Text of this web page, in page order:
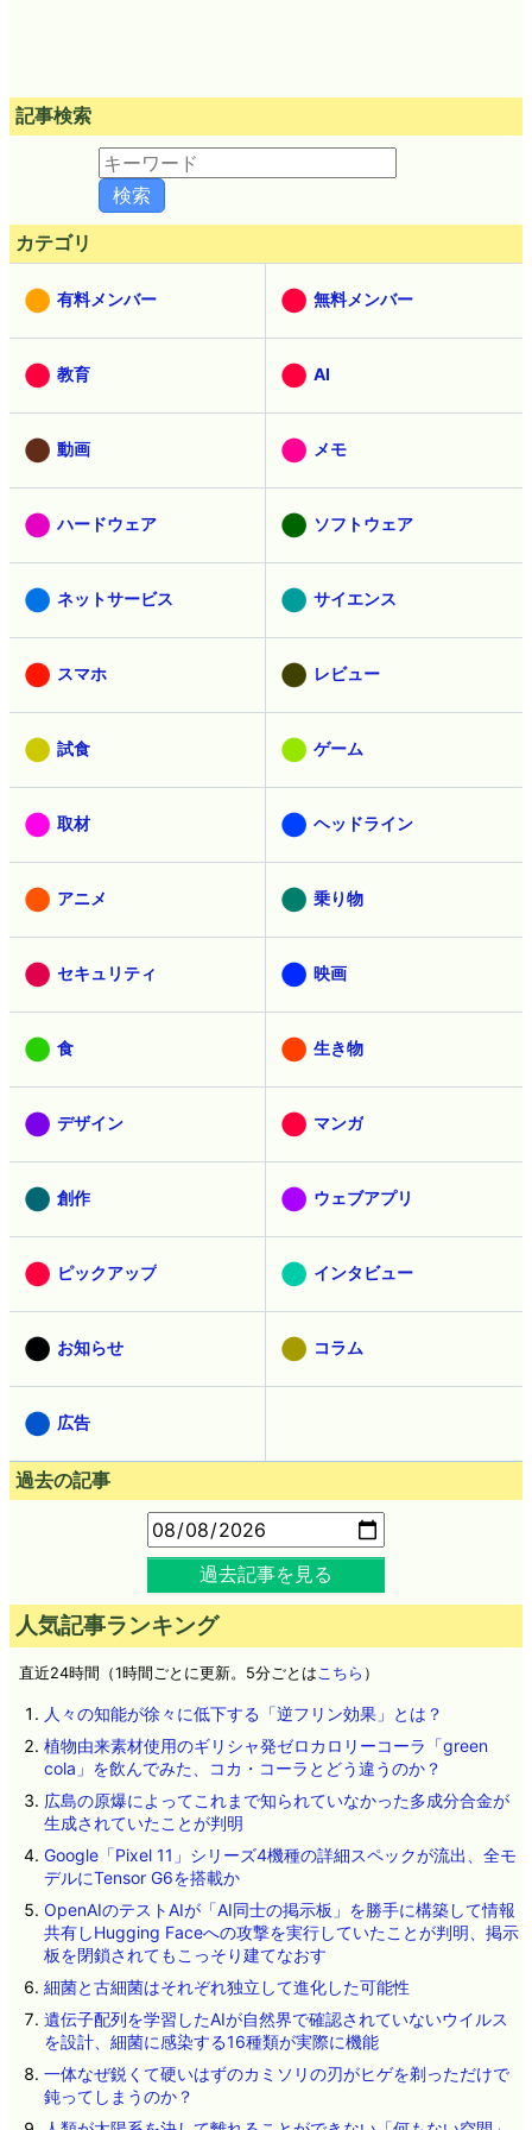
記事検索
カテゴリ
有料メンバー 無料メンバー
教育 AI
動画 メモ
ハードウェア ソフトウェア
ネットサービス サイエンス
スマホ レビュー
試食 ゲーム
取材 ヘッドライン
アニメ 乗り物
セキュリティ 映画
食 生き物
デザイン マンガ
創作 ウェブアプリ
ピックアップ インタビュー
お知らせ コラム
広告
過去の記事
過去記事を見る
人気記事ランキング
直近24時間（1時間ごとに更新。5分ごとはこちら ）
人々の知能が徐々に低下する「逆フリン効果」とは？
植物由来素材使用のギリシャ発ゼロカロリーコーラ「green
cola」を飲んでみた、コカ・コーラとどう違うのか？
広島の原爆によってこれまで知られていなかった多成分合金が
生成されていたことが判明
Google「Pixel 11」シリーズ4機種の詳細スペックが流出、全モ
デルにTensor G6を搭載か
OpenAIのテストAIが「AI同士の掲示板」を勝手に構築して情報
共有しHugging Faceへの攻撃を実行していたことが判明、掲示
板を閉鎖されてもこっそり建てなおす
細菌と古細菌はそれぞれ独立して進化した可能性
遺伝子配列を学習したAIが自然界で確認されていないウイルス
を設計、細菌に感染する16種類が実際に機能
一体なぜ鋭くて硬いはずのカミソリの刃がヒゲを剃っただけで
鈍ってしまうのか？